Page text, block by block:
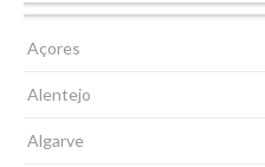
Açores
Alentejo
Algarve